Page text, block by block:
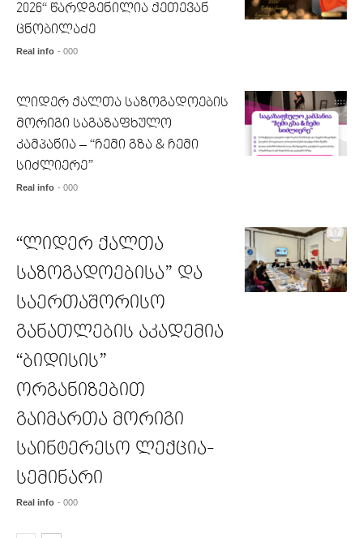
2026“ წარდგენილია ქეთევან
ცნობილაძე
Real info - 000
ლიდერ ქალთა საზოგადოების
მორიგი საგაზაფხულო
კამპანია – “ჩემი გზა & ჩემი
სიძლიერე”
Real info - 000
“ლიდერ ქალთა
საზოგადოებისა” და
საერთაშორისო
განათლების აკადემია
“ბიდისის”
ორგანიზებით
გაიმართა მორიგი
საინტერესო ლექცია-
სემინარი
Real info - 000